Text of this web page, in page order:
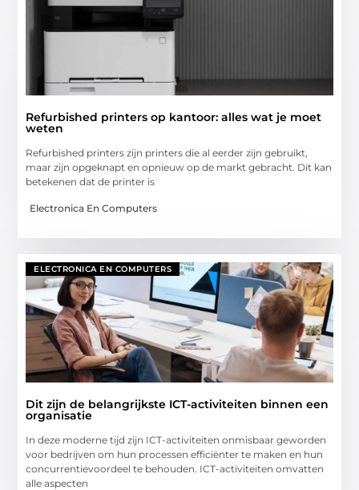
Refurbished printers op kantoor: alles wat je moet
weten
Refurbished printers zijn printers die al eerder zijn gebruikt,
maar zijn opgeknapt en opnieuw op de markt gebracht. Dit kan
betekenen dat de printer is
Electronica En Computers
ELECTRONICA EN COMPUTERS
Dit zijn de belangrijkste ICT-activiteiten binnen een
organisatie
In deze moderne tijd zijn ICT-activiteiten onmisbaar geworden
voor bedrijven om hun processen efficiënter te maken en hun
concurrentievoordeel te behouden. ICT-activiteiten omvatten
alle aspecten